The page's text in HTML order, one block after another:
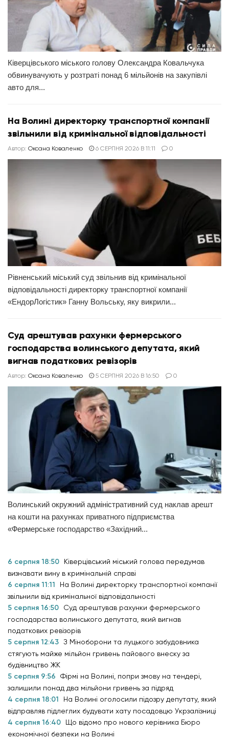
Ківерцівського міського голову Олександра Ковальчука
обвинувачують у розтраті понад 6 мільйонів на закупівлі
авто для...
На Волині директорку транспортної компанії
звільнили від кримінальної відповідальності
Автор: Оксана Коваленко 6 СЕРПНЯ 2026 В 11:11 0
Рівненський міський суд звільнив від кримінальної
відповідальності директорку транспортної компанії
«ЕндорЛогістик» Ганну Вольську, яку викрили...
Суд арештував рахунки фермерського
господарства волинського депутата, який
вигнав податкових ревізорів
Автор: Оксана Коваленко 5 СЕРПНЯ 2026 В 16:50 0
Волинський окружний адміністративний суд наклав арешт
на кошти на рахунках приватного підприємства
«Фермерське господарство «Західний...
6 серпня 18:50
Ківерцівський міський голова передумав
визнавати вину в кримінальній справі
6 серпня 11:11
На Волині директорку транспортної компанії
звільнили від кримінальної відповідальності
5 серпня 16:50
Суд арештував рахунки фермерського
господарства волинського депутата, який вигнав
податкових ревізорів
5 серпня 12:43 З Міноборони та луцького забудовника
стягують майже мільйон гривень пайового внеску за
будівництво ЖК
5 серпня 9:56
Фірмі на Волині, попри змову на тендері,
залишили понад два мільйони гривень за підряд
4 серпня 18:01
На Волині оголосили підозру депутату, який
відправляв підлеглих будувати хату посадовцю Укрзалізниці
4 серпня 16:40
Що відомо про нового керівника Бюро
економічної безпеки на Волині